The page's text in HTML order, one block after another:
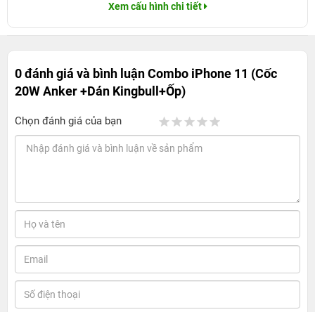
Xem cấu hình chi tiết
0 đánh giá và bình luậnCombo iPhone 11 (Cốc
20W Anker +Dán Kingbull+Ốp)
Chọn đánh giá của bạn